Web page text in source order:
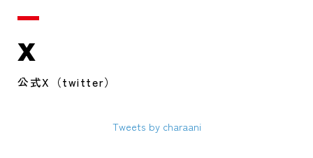
X
公式X（twitter）
Tweets by charaani